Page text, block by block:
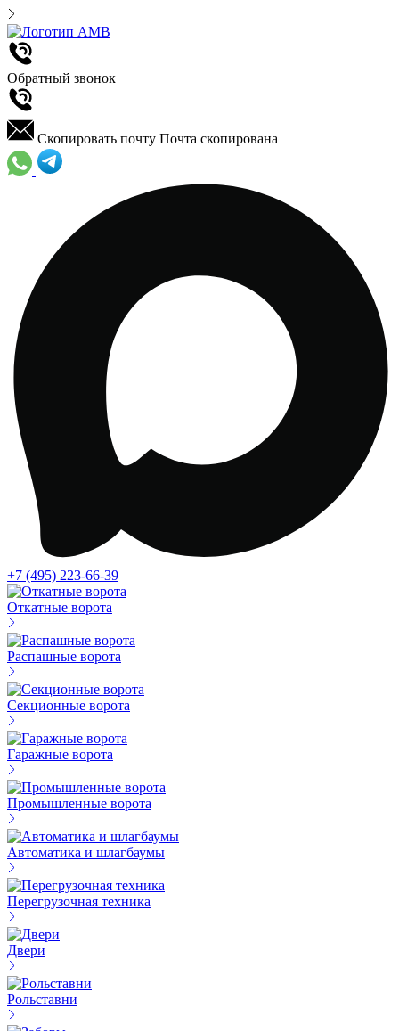
Обратный звонок
Скопировать почту Почта скопирована
+7 (495) 223-66-39
Откатные ворота
Распашные ворота
Секционные ворота
Гаражные ворота
Промышленные ворота
Автоматика и шлагбаумы
Перегрузочная техника
Двери
Рольставни